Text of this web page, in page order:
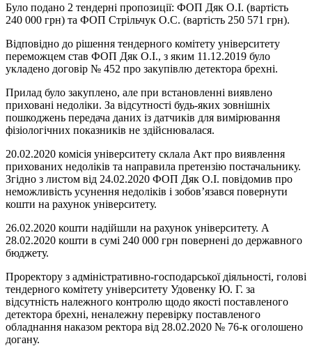
Було подано 2 тендерні пропозиції: ФОП Дяк О.І. (вартість
240 000 грн) та ФОП Стрільчук О.С. (вартість 250 571 грн).
Відповідно до рішення тендерного комітету університету
переможцем став ФОП Дяк О.І., з яким 11.12.2019 було
укладено договір № 452 про закупівлю детектора брехні.
Прилад було закуплено, але при встановленні виявлено
приховані недоліки. За відсутності будь-яких зовнішніх
пошкоджень передача даних із датчиків для вимірювання
фізіологічних показників не здійснювалася.
20.02.2020 комісія університету склала Акт про виявлення
прихованих недоліків та направила претензію постачальнику.
Згідно з листом від 24.02.2020 ФОП Дяк О.І. повідомив про
неможливість усунення недоліків і зобов’язався повернути
кошти на рахунок університету.
26.02.2020 кошти надійшли на рахунок університету. А
28.02.2020 кошти в сумі 240 000 грн повернені до державного
бюджету.
Проректору з адміністративно-господарської діяльності, голові
тендерного комітету університету Удовенку Ю. Г. за
відсутність належного контролю щодо якості поставленого
детектора брехні, неналежну перевірку поставленого
обладнання наказом ректора від 28.02.2020 № 76-к оголошено
догану.